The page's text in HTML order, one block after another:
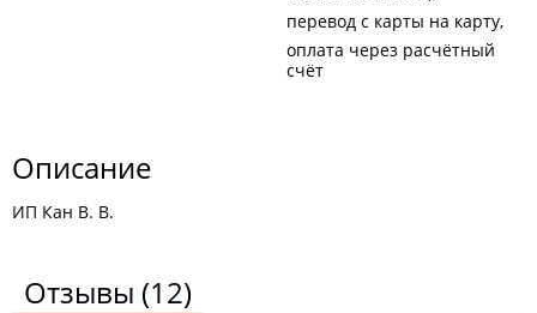
перевод с карты на карту
оплата через расчётный
счёт
Описание
ИП Кан В. В.
Отзывы (12)